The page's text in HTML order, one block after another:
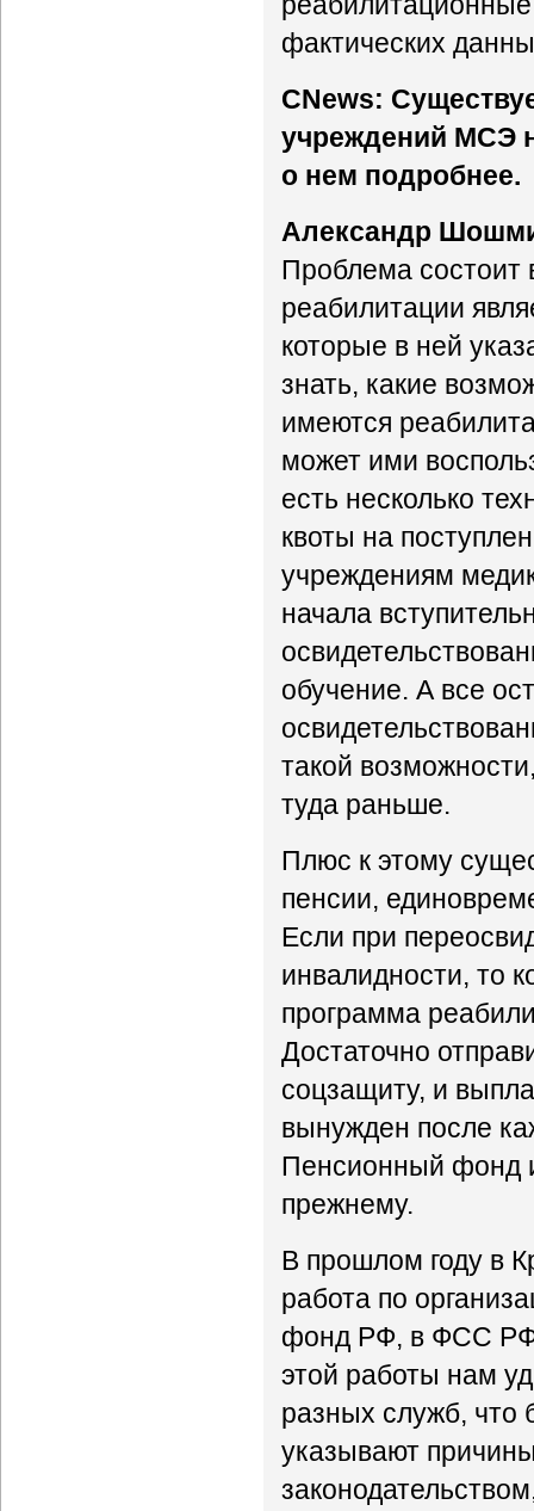
фактических
CNews:
учреждений МСЭ
о нем подробнее.
Александр
Проблема состоит
реабилитации
которые в ней
знать, какие
имеются
может ими
есть несколько
квоты на
учреждениям
начала
обучение. А все
такой
туда раньше.
Плюс к этому
пенсии,
Если при
инвалидности, то
программа
Достаточно
соцзащиту, и
вынужден после
Пенсионный фонд
прежнему.
В прошлом году в
работа по
фонд РФ, в ФСС РФ,
этой работы нам
разных служб,
указывают